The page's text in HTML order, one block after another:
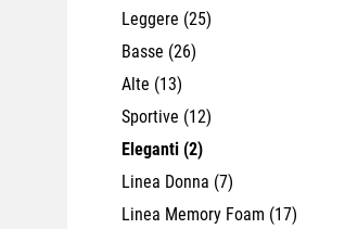
Leggere (25)
Basse (26)
Alte (13)
Sportive (12)
Eleganti (2)
Linea Donna (7)
Linea Memory Foam (17)